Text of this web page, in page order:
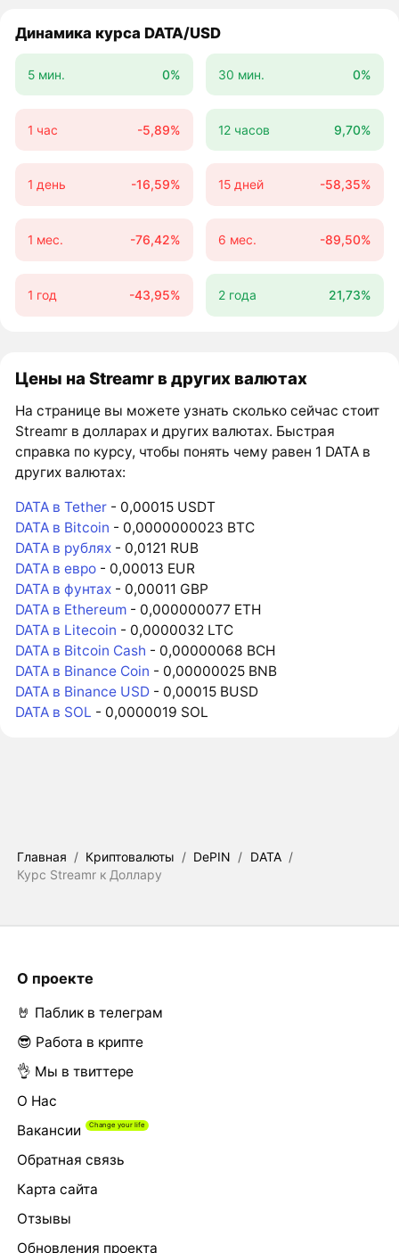
Динамика курса DATA/USD
5 мин. 0% 30 мин. 0%
1 час -5,89% 12 часов 9,70%
1 день -16,59% 15 дней -58,35%
1 мес. -76,42% 6 мес. -89,50%
1 год -43,95% 2 года 21,73%
Цены на Streamr в других валютах
На странице вы можете узнать сколько сейчас стоит
Streamr в долларах и других валютах. Быстрая
справка по курсу, чтобы понять чему равен 1 DATA в
других валютах:
DATA в Tether - 0,00015 USDT
DATA в Bitcoin - 0,0000000023 BTC
DATA в рублях - 0,0121 RUB
DATA в евро - 0,00013 EUR
DATA в фунтах - 0,00011 GBP
DATA в Ethereum - 0,000000077 ETH
DATA в Litecoin - 0,0000032 LTC
DATA в Bitcoin Cash - 0,00000068 BCH
DATA в Binance Coin - 0,00000025 BNB
DATA в Binance USD - 0,00015 BUSD
DATA в SOL - 0,0000019 SOL
Главная / Криптовалюты / DePIN / DATA /
Курс Streamr к Доллару
О проекте
🤘 Паблик в телеграм
😎 Работа в крипте
👌 Мы в твиттере
О Нас
Вакансии
Обратная связь
Карта сайта
Отзывы
Обновления проекта